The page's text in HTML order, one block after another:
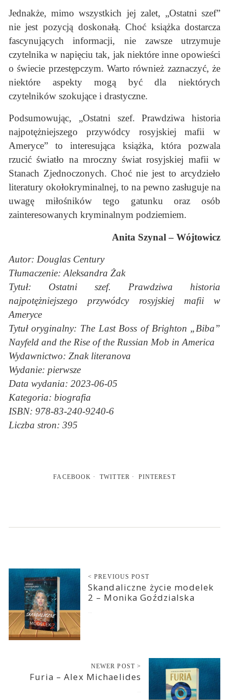
Jednakże, mimo wszystkich jej zalet, „Ostatni szef”
nie jest pozycją doskonałą. Choć książka dostarcza
fascynujących informacji, nie zawsze utrzymuje
czytelnika w napięciu tak, jak niektóre inne opowieści
o świecie przestępczym. Warto również zaznaczyć, że
niektóre aspekty mogą być dla niektórych
czytelników szokujące i drastyczne.
Podsumowując, „Ostatni szef. Prawdziwa historia
najpotężniejszego przywódcy rosyjskiej mafii w
Ameryce” to interesująca książka, która pozwala
rzucić światło na mroczny świat rosyjskiej mafii w
Stanach Zjednoczonych. Choć nie jest to arcydzieło
literatury okołokryminalnej, to na pewno zasługuje na
uwagę miłośników tego gatunku oraz osób
zainteresowanych kryminalnym podziemiem.
Anita Szynal – Wójtowicz
Autor: Douglas Century
Tłumaczenie: Aleksandra Żak
Tytuł: Ostatni szef. Prawdziwa historia
najpotężniejszego przywódcy rosyjskiej mafii w
Ameryce
Tytuł oryginalny: The Last Boss of Brighton „Biba”
Nayfeld and the Rise of the Russian Mob in America
Wydawnictwo: Znak literanova
Wydanie: pierwsze
Data wydania: 2023-06-05
Kategoria: biografia
ISBN: 978-83-240-9240-6
Liczba stron: 395
FACEBOOK TWITTER PINTEREST
< PREVIOUS POST
Skandaliczne życie modelek
2 – Monika Goździalska
NEWER POST >
Furia – Alex Michaelides